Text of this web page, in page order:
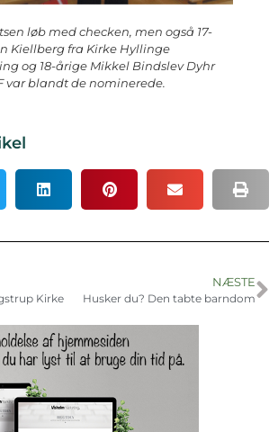
løb med checken, men også 17-
Kiellberg fra Kirke Hyllinge
og 18-årige Mikkel Bindslev Dyhr
var blandt de nominerede.
Kirke
NÆSTE
Husker du? Den tabte barndom